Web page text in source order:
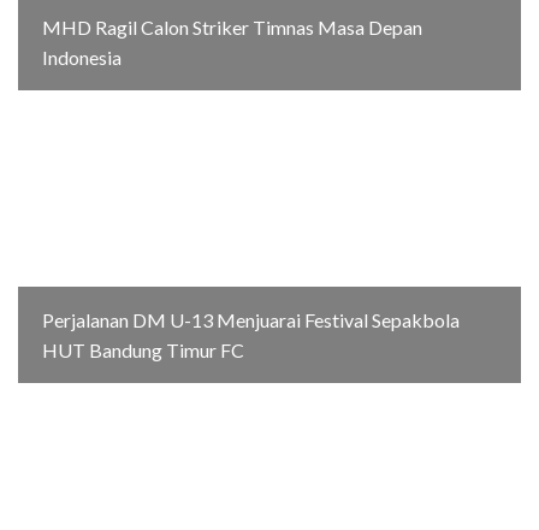
MHD Ragil Calon Striker Timnas Masa Depan
Indonesia
Perjalanan DM U-13 Menjuarai Festival Sepakbola
HUT Bandung Timur FC